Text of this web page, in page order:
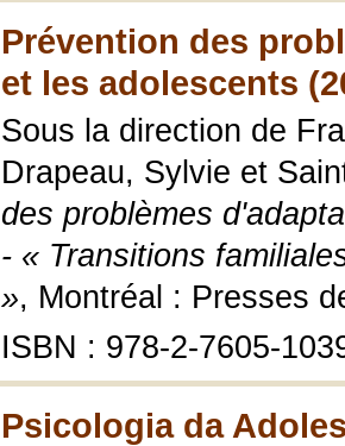
Prévention des
et les adolescents
Sous la direction de
Drapeau, Sylvie et
des problèmes
- « Transitions
», Montréal : Presses
ISBN : 978-2-7605-
Psicologia da